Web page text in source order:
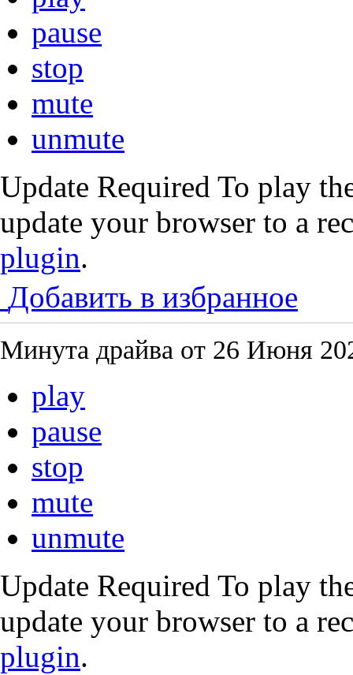
pause
stop
mute
unmute
Update Required To play
update your browser to a
plugin.
Добавить в избранное
Минута драйва от 26 Июня
play
pause
stop
mute
unmute
Update Required To play
update your browser to a
plugin.